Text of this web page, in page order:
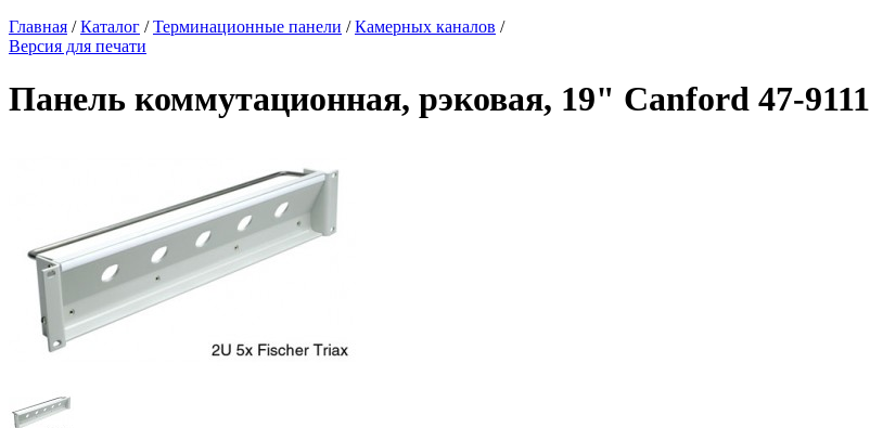
Главная /Каталог /Терминационные панели /Камерных каналов /
Версия для печати
Панель коммутационная, рэковая, 19" Canford 47-9111